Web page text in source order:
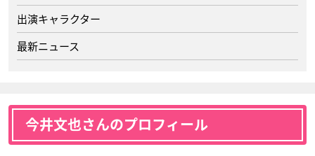
出演キャラクター
最新ニュース
今井文也さんのプロフィール